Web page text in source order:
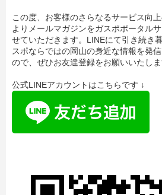
この度、お客様のさらなるサービス向
よりメールマガジンをガスポポータル
せていただきます。LINEにて引き続き
スポならではの岡山の身近な情報を発
ので、ぜひお友達登録をお願いいたしま
公式LINEアカウントはこちらです ↓